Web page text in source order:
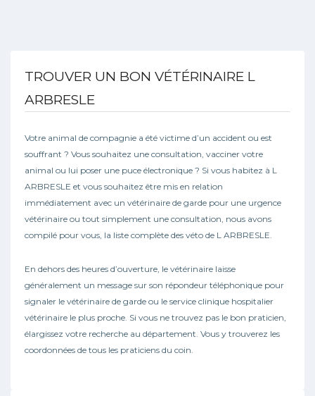
TROUVER UN BON VÉTÉRINAIRE L
ARBRESLE
Votre animal de compagnie a été victime d’un accident ou est
souffrant ? Vous souhaitez une consultation, vacciner votre
animal ou lui poser une puce électronique ? Si vous habitez à L
ARBRESLE et vous souhaitez être mis en relation
immédiatement avec un vétérinaire de garde pour une urgence
vétérinaire ou tout simplement une consultation, nous avons
compilé pour vous, la liste complète des véto de L ARBRESLE.
En dehors des heures d’ouverture, le vétérinaire laisse
généralement un message sur son répondeur téléphonique pour
signaler le vétérinaire de garde ou le service clinique hospitalier
vétérinaire le plus proche. Si vous ne trouvez pas le bon praticien,
élargissez votre recherche au département. Vous y trouverez les
coordonnées de tous les praticiens du coin.